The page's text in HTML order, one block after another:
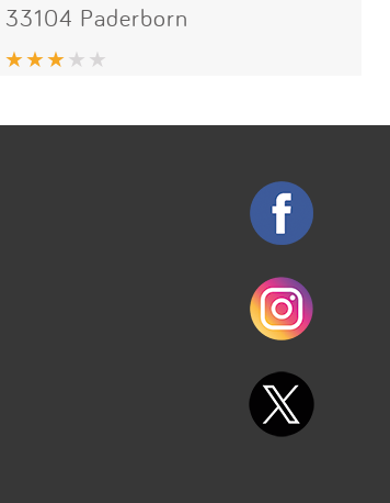
33104 Paderborn